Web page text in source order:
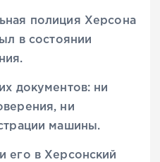
полиция Херсона
в состоянии
документов: ни
ни
машины.
его в Херсонский